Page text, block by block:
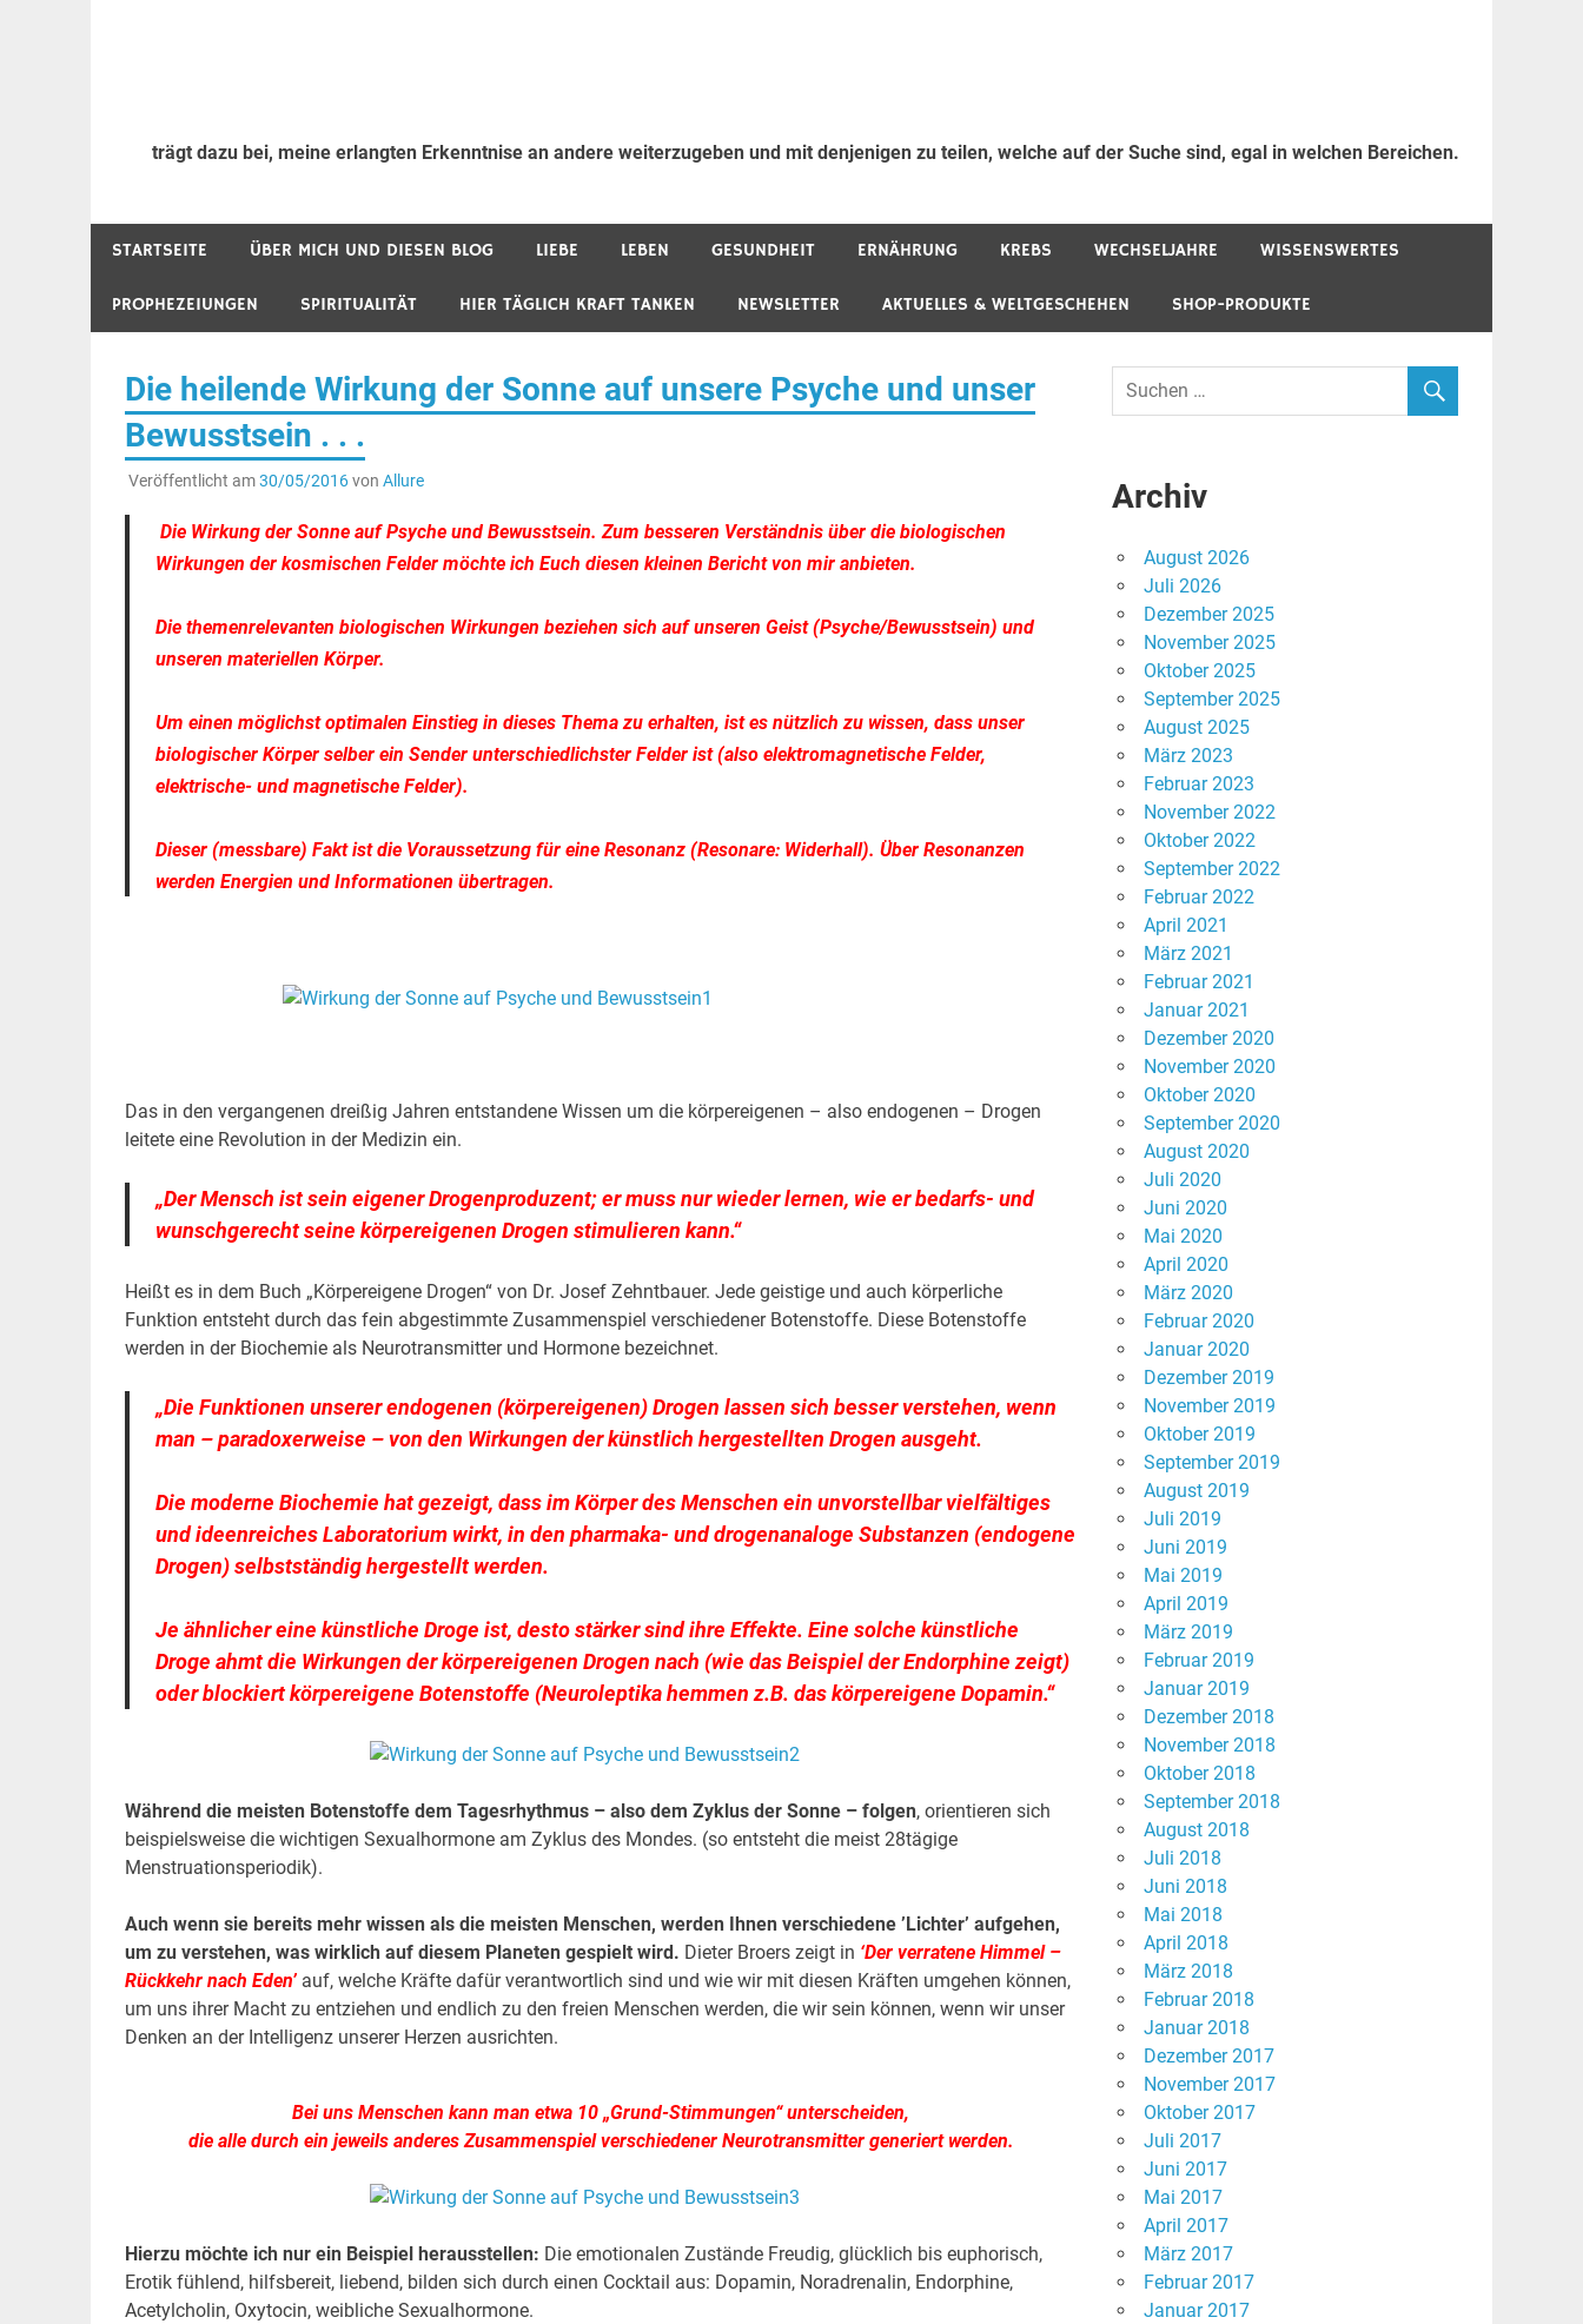
trägt dazu bei, meine erlangten Erkenntnise an andere weiterzugeben und mit denjenigen zu teilen, welche auf der Suche sind, egal in welchen Bereichen.
STARTSEITE ÜBER MICH UND DIESEN BLOG LIEBE LEBEN GESUNDHEIT ERNÄHRUNG KREBS WECHSELJAHRE WISSENSWERTES
PROPHEZEIUNGEN SPIRITUALITÄT HIER TÄGLICH KRAFT TANKEN NEWSLETTER AKTUELLES & WELTGESCHEHEN SHOP-PRODUKTE
Die heilende Wirkung der Sonne auf unsere Psyche und unser
Bewusstsein . . .
Veröffentlicht am30/05/2016von Allure
Die Wirkung der Sonne auf Psyche und Bewusstsein. Zum besseren Verständnis über die biologischen
Wirkungen der kosmischen Felder möchte ich Euch diesen kleinen Bericht von mir anbieten.
Die themenrelevanten biologischen Wirkungen beziehen sich auf unseren Geist (Psyche/Bewusstsein) und
unseren materiellen Körper.
Um einen möglichst optimalen Einstieg in dieses Thema zu erhalten, ist es nützlich zu wissen, dass unser
biologischer Körper selber ein Sender unterschiedlichster Felder ist (also elektromagnetische Felder,
elektrische- und magnetische Felder).
Dieser (messbare) Fakt ist die Voraussetzung für eine Resonanz (Resonare: Widerhall). Über Resonanzen
werden Energien und Informationen übertragen.
Das in den vergangenen dreißig Jahren entstandene Wissen um die körpereigenen – also endogenen – Drogen
leitete eine Revolution in der Medizin ein.
„Der Mensch ist sein eigener Drogenproduzent; er muss nur wieder lernen, wie er bedarfs- und
wunschgerecht seine körpereigenen Drogen stimulieren kann.“
Heißt es in dem Buch „Körpereigene Drogen“ von Dr. Josef Zehntbauer. Jede geistige und auch körperliche
Funktion entsteht durch das fein abgestimmte Zusammenspiel verschiedener Botenstoffe. Diese Botenstoffe
werden in der Biochemie als Neurotransmitter und Hormone bezeichnet.
„Die Funktionen unserer endogenen (körpereigenen) Drogen lassen sich besser verstehen, wenn
man – paradoxerweise – von den Wirkungen der künstlich hergestellten Drogen ausgeht.
Die moderne Biochemie hat gezeigt, dass im Körper des Menschen ein unvorstellbar vielfältiges
und ideenreiches Laboratorium wirkt, in den pharmaka- und drogenanaloge Substanzen (endogene
Drogen) selbstständig hergestellt werden.
Je ähnlicher eine künstliche Droge ist, desto stärker sind ihre Effekte. Eine solche künstliche
Droge ahmt die Wirkungen der körpereigenen Drogen nach (wie das Beispiel der Endorphine zeigt)
oder blockiert körpereigene Botenstoffe (Neuroleptika hemmen z.B. das körpereigene Dopamin.“
Während die meisten Botenstoffe dem Tagesrhythmus – also dem Zyklus der Sonne – folgen, orientieren sich
beispielsweise die wichtigen Sexualhormone am Zyklus des Mondes. (so entsteht die meist 28tägige
Menstruationsperiodik).
Auch wenn sie bereits mehr wissen als die meisten Menschen, werden Ihnen verschiedene ’Lichter’ aufgehen,
um zu verstehen, was wirklich auf diesem Planeten gespielt wird. Dieter Broers zeigt in ‘Der verratene Himmel –
Rückkehr nach Eden’ auf, welche Kräfte dafür verantwortlich sind und wie wir mit diesen Kräften umgehen können,
um uns ihrer Macht zu entziehen und endlich zu den freien Menschen werden, die wir sein können, wenn wir unser
Denken an der Intelligenz unserer Herzen ausrichten.
Bei uns Menschen kann man etwa 10 „Grund-Stimmungen“ unterscheiden,
die alle durch ein jeweils anderes Zusammenspiel verschiedener Neurotransmitter generiert werden.
Hierzu möchte ich nur ein Beispiel herausstellen: Die emotionalen Zustände Freudig, glücklich bis euphorisch,
Erotik fühlend, hilfsbereit, liebend, bilden sich durch einen Cocktail aus: Dopamin, Noradrenalin, Endorphine,
Acetylcholin, Oxytocin, weibliche Sexualhormone.
Archiv
August 2026
Juli 2026
Dezember 2025
November 2025
Oktober 2025
September 2025
August 2025
März 2023
Februar 2023
November 2022
Oktober 2022
September 2022
Februar 2022
April 2021
März 2021
Februar 2021
Januar 2021
Dezember 2020
November 2020
Oktober 2020
September 2020
August 2020
Juli 2020
Juni 2020
Mai 2020
April 2020
März 2020
Februar 2020
Januar 2020
Dezember 2019
November 2019
Oktober 2019
September 2019
August 2019
Juli 2019
Juni 2019
Mai 2019
April 2019
März 2019
Februar 2019
Januar 2019
Dezember 2018
November 2018
Oktober 2018
September 2018
August 2018
Juli 2018
Juni 2018
Mai 2018
April 2018
März 2018
Februar 2018
Januar 2018
Dezember 2017
November 2017
Oktober 2017
Juli 2017
Juni 2017
Mai 2017
April 2017
März 2017
Februar 2017
Januar 2017